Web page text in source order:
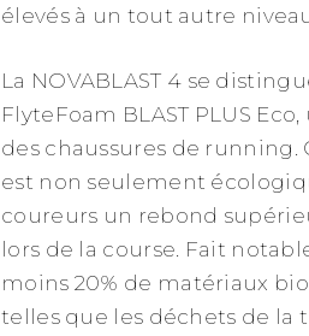
élevés à un tout autre
La NOVABLAST 4 se
FlyteFoam BLAST PLUS
des chaussures de running.
est non seulement
coureurs un rebond
lors de la course. Fait
moins 20% de matériaux
telles que les déchets de la